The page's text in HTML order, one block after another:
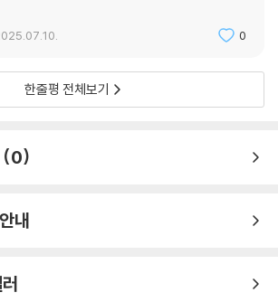
이를 수 있었던 삶의 자세와 수많은 실패와 성취가
0
한줄평 전체보기
0
내